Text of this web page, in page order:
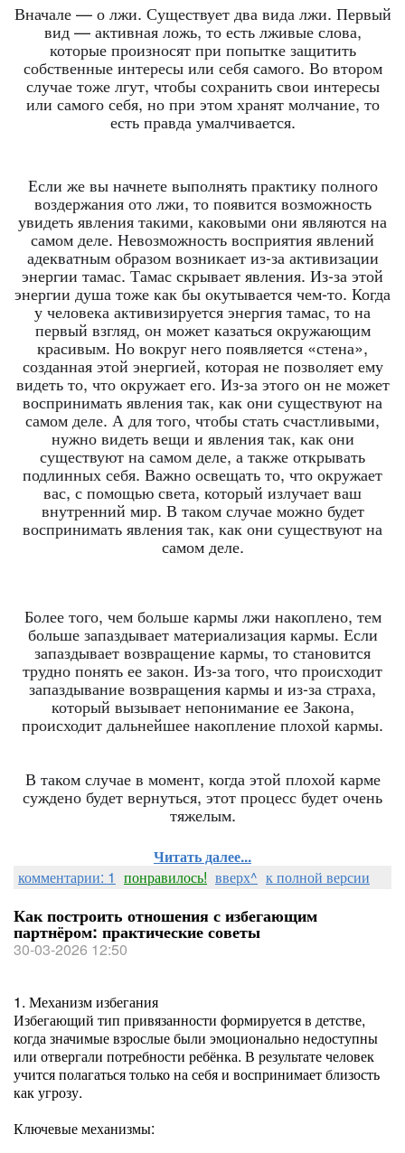
Вначале — о лжи. Существует два вида лжи. Первый
вид — активная ложь, то есть лживые слова,
которые произносят при попытке защитить
собственные интересы или себя самого. Во втором
случае тоже лгут, чтобы сохранить свои интересы
или самого себя, но при этом хранят молчание, то
есть правда умалчивается.
Если же вы начнете выполнять практику полного
воздержания ото лжи, то появится возможность
увидеть явления такими, каковыми они являются на
самом деле. Невозможность восприятия явлений
адекватным образом возникает из-за активизации
энергии тамас. Тамас скрывает явления. Из-за этой
энергии душа тоже как бы окутывается чем-то. Когда
у человека активизируется энергия тамас, то на
первый взгляд, он может казаться окружающим
красивым. Но вокруг него появляется «стена»,
созданная этой энергией, которая не позволяет ему
видеть то, что окружает его. Из-за этого он не может
воспринимать явления так, как они существуют на
самом деле. А для того, чтобы стать счастливыми,
нужно видеть вещи и явления так, как они
существуют на самом деле, а также открывать
подлинных себя. Важно освещать то, что окружает
вас, с помощью света, который излучает ваш
внутренний мир. В таком случае можно будет
воспринимать явления так, как они существуют на
самом деле.
Более того, чем больше кармы лжи накоплено, тем
больше запаздывает материализация кармы. Если
запаздывает возвращение кармы, то становится
трудно понять ее закон. Из-за того, что происходит
запаздывание возвращения кармы и из-за страха,
который вызывает непонимание ее Закона,
происходит дальнейшее накопление плохой кармы.
В таком случае в момент, когда этой плохой карме
суждено будет вернуться, этот процесс будет очень
тяжелым.
Читать далее...
комментарии: 1 понравилось! вверх^ к полной версии
Как построить отношения с избегающим
партнёром: практические советы
30-03-2026 12:50
1. Механизм избегания
Избегающий тип привязанности формируется в детстве,
когда значимые взрослые были эмоционально недоступны
или отвергали потребности ребёнка. В результате человек
учится полагаться только на себя и воспринимает близость
как угрозу.
Ключевые механизмы: